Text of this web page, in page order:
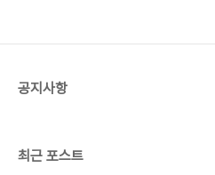
대상은 주로 저소득층 아이들입니다. 어떻게 맛놀에
공지사항
최근 포스트